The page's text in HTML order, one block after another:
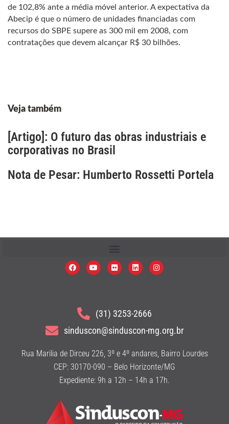
de 102,8% ante a média móvel anterior. A expectativa da
Abecip é que o número de unidades financiadas com
recursos do SBPE supere as 300 mil em 2008, com
contratações que devem alcançar R$ 30 bilhões.
Veja também
[Artigo]: O futuro das obras industriais e
corporativas no Brasil
Nota de Pesar: Humberto Rossetti Portela
(31) 3253-2666
sinduscon@sinduscon-mg.org.br
Rua Marilia de Dirceu 226, 3º e 4º andares, Bairro Lourdes
CEP: 30170-090 – Belo Horizonte/MG
Expediente: 9h a 12h – 14h a 17h.